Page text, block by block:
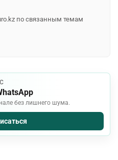
по связанным темам
без лишнего шума.